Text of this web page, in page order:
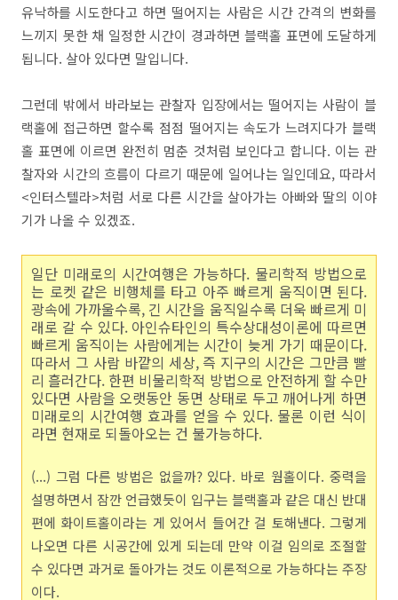
유낙하를 시도한다고 하면 떨어지는 사람은 시간 간격의 변화를
느끼지 못한 채 일정한 시간이 경과하면 블랙홀 표면에 도달하게
됩니다. 살아 있다면 말입니다.
그런데 밖에서 바라보는 관찰자 입장에서는 떨어지는 사람이 블
랙홀에 접근하면 할수록 점점 떨어지는 속도가 느려지다가 블랙
홀 표면에 이르면 완전히 멈춘 것처럼 보인다고 합니다. 이는 관
찰자와 시간의 흐름이 다르기 때문에 일어나는 일인데요, 따라서
<인터스텔라>처럼 서로 다른 시간을 살아가는 아빠와 딸의 이야
기가 나올 수 있겠죠.
일단 미래로의 시간여행은 가능하다. 물리학적 방법으로
는 로켓 같은 비행체를 타고 아주 빠르게 움직이면 된다.
광속에 가까울수록, 긴 시간을 움직일수록 더욱 빠르게 미
래로 갈 수 있다. 아인슈타인의 특수상대성이론에 따르면
빠르게 움직이는 사람에게는 시간이 늦게 가기 때문이다.
따라서 그 사람 바깥의 세상, 즉 지구의 시간은 그만큼 빨
리 흘러간다. 한편 비물리학적 방법으로 안전하게 할 수만
있다면 사람을 오랫동안 동면 상태로 두고 깨어나게 하면
미래로의 시간여행 효과를 얻을 수 있다. 물론 이런 식이
라면 현재로 되돌아오는 건 불가능하다.
(...) 그럼 다른 방법은 없을까? 있다. 바로 웜홀이다. 중력을
설명하면서 잠깐 언급했듯이 입구는 블랙홀과 같은 대신 반대
편에 화이트홀이라는 게 있어서 들어간 걸 토해낸다. 그렇게
나오면 다른 시공간에 있게 되는데 만약 이걸 임의로 조절할
수 있다면 과거로 돌아가는 것도 이론적으로 가능하다는 주장
이다.